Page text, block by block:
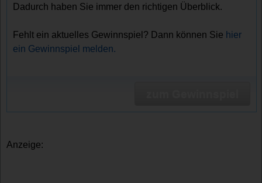
Dadurch haben Sie immer den richtigen Überblick.
Fehlt ein aktuelles Gewinnspiel? Dann können Sie hier
ein Gewinnspiel melden.
Anzeige: